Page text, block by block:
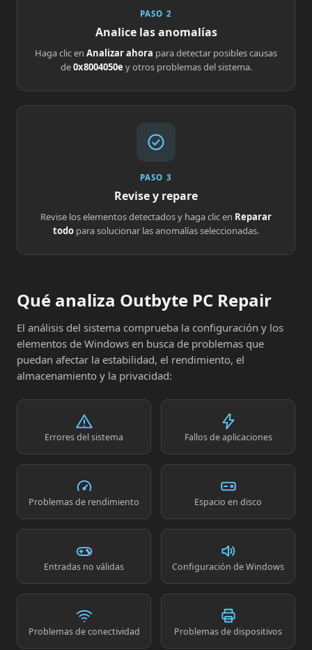
PASO 2
Analice las anomalías
Haga clic en Analizar ahora para detectar posibles causas
de0x8004050e y otros problemas del sistema.
PASO 3
Revise y repare
Revise los elementos detectados y haga clic en Reparar
todo para solucionar las anomalías seleccionadas.
Qué analiza Outbyte PC Repair
El análisis del sistema comprueba la configuración y los
elementos de Windows en busca de problemas que
puedan afectar la estabilidad, el rendimiento, el
almacenamiento y la privacidad:
Errores del sistema Fallos de aplicaciones
Problemas de rendimiento Espacio en disco
Entradas no válidas Configuración de Windows
Problemas de conectividad Problemas de dispositivos